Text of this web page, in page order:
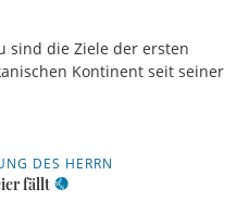
sind die Ziele der ersten
Kontinent seit seiner
DES HERRN
fällt